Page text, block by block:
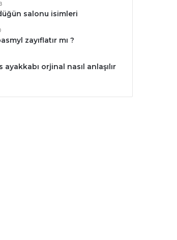
salonu isimleri
zayıflatır mı ?
ayakkabı orjinal nasıl anlaşılır